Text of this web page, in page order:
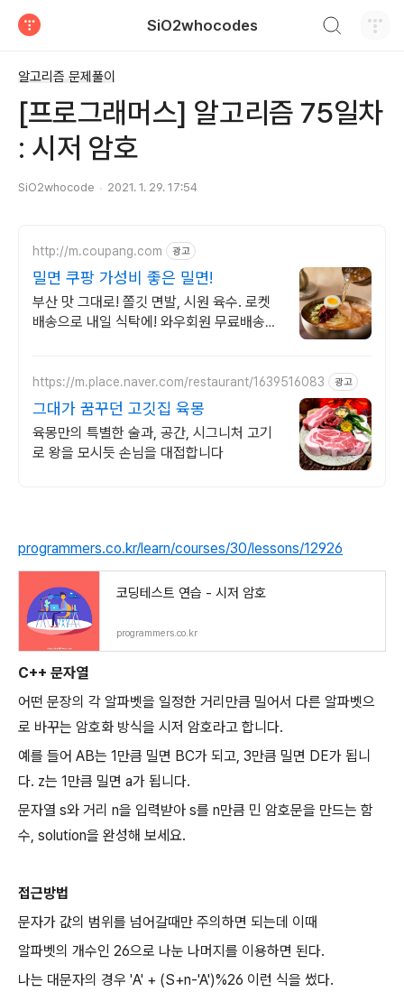
SiO2whocodes
알고리즘 문제풀이
[프로그래머스] 알고리즘 75일차
: 시저 암호
SiO2whocode 2021. 1. 29. 17:54
http://m.coupang.com 광고
밀면 쿠팡 가성비 좋은 밀면!
부산 맛 그대로! 쫄깃 면발, 시원 육수. 로켓
배송으로 내일 식탁에! 와우회원 무료배송과
https://m.place.naver.com/restaurant/1639516083 광고
그대가 꿈꾸던 고깃집 육몽
육몽만의 특별한 술과, 공간, 시그니처 고기
로 왕을 모시듯 손님을 대접합니다
programmers.co.kr/learn/courses/30/lessons/12926
코딩테스트 연습 - 시저 암호
programmers.co.kr
C++ 문자열
어떤 문장의 각 알파벳을 일정한 거리만큼 밀어서 다른 알파벳으
로 바꾸는 암호화 방식을 시저 암호라고 합니다.
예를 들어 AB는 1만큼 밀면 BC가 되고, 3만큼 밀면 DE가 됩니
다. z는 1만큼 밀면 a가 됩니다.
문자열 s와 거리 n을 입력받아 s를 n만큼 민 암호문을 만드는 함
수, solution을 완성해 보세요.
접근방법
문자가 값의 범위를 넘어갈때만 주의하면 되는데 이때
알파벳의 개수인 26으로 나눈 나머지를 이용하면 된다.
나는 대문자의 경우 'A' + (S+n-'A')%26 이런 식을 썼다.